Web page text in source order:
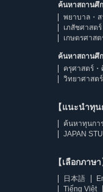
ค้นหาสถานศึ
พยาบาล・
เภสัชศาสตร์
เกษตรศาสต
ค้นหาสถานศึ
ครุศาสตร์
วิทยาศาสต
【แนะนำทุน
ค้นหาทุนกา
JAPAN
【เลือกภาษา
日本語
Tiếng Việt